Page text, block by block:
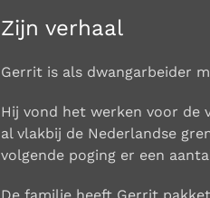
Zijn verhaal
Gerrit is als dwangarbeider
Hij vond het werken voor de
al vlakbij de Nederlandse
volgende poging er een